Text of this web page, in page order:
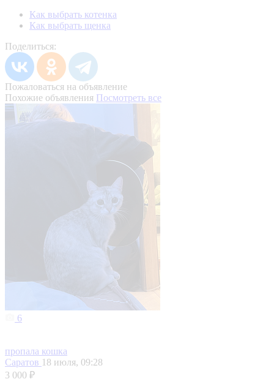
Как выбрать котенка
Как выбрать щенка
Поделиться:
Пожаловаться на объявление
Похожие объявления Посмотреть все
6
пропала кошка
Саратов 18 июля, 09:28
3 000 ₽